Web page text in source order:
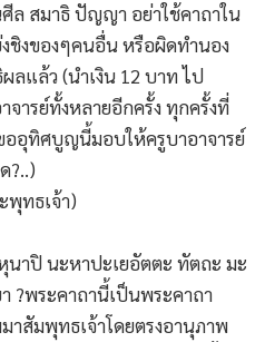
ล สมาธิ ปัญญา อย่าใช้คาถาใน
ชิงของๆคนอื่น หรือผิดทำนอง
แล้ว (นำเงิน 12 บาท ไป
ารย์ทั้งหลายอีกครั้ง ทุกครั้งที่
อุทิศบูญนี้มอบให้ครูบาอาจารย์
?..)
พุทธเจ้า)
นาปิ นะหาปะเยอัตตะ ทัตถะ มะ
?พระคาถานี้เป็นพระคาถา
าสัมพุทธเจ้าโดยตรงอานุภาพ